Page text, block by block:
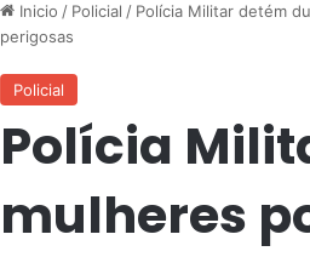
Inicio / Policial / Polícia Militar detém
perigosas
Policial
Polícia
mulheres